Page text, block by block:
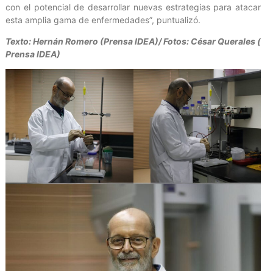
con el potencial de desarrollar nuevas estrategias para atacar
esta amplia gama de enfermedades”, puntualizó.
Texto: Hernán Romero (Prensa IDEA)/ Fotos: César Querales (
Prensa IDEA)